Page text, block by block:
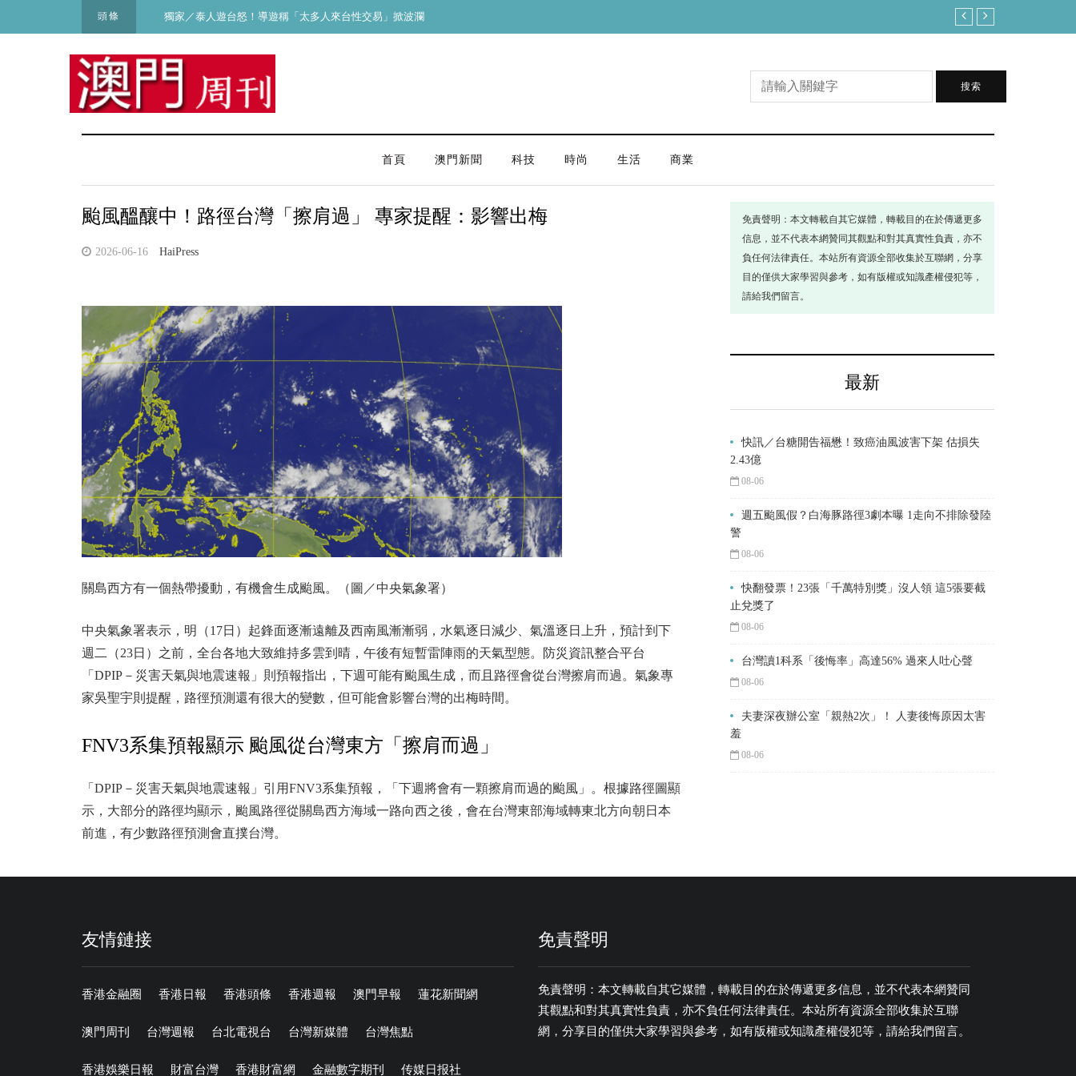
頭條 獨家／泰人遊台怒！導遊稱「太多人來台性交易」掀波瀾 白海豚不排除變強颱！路徑恐大轉彎 全台
搜索
首頁 澳門新聞 科技 時尚 生活 商業
颱風醞釀中！路徑台灣「擦肩過」 專家提醒：影響出梅
2026-06-16 HaiPress
關島西方有一個熱帶擾動，有機會生成颱風。（圖／中央氣象署）
中央氣象署表示，明（17日）起鋒面逐漸遠離及西南風漸漸弱，水氣逐日減少、氣溫逐日上升，預計到下
週二（23日）之前，全台各地大致維持多雲到晴，午後有短暫雷陣雨的天氣型態。防災資訊整合平台
「DPIP－災害天氣與地震速報」則預報指出，下週可能有颱風生成，而且路徑會從台灣擦肩而過。氣象專
家吳聖宇則提醒，路徑預測還有很大的變數，但可能會影響台灣的出梅時間。
FNV3系集預報顯示 颱風從台灣東方「擦肩而過」
「DPIP－災害天氣與地震速報」引用FNV3系集預報，「下週將會有一顆擦肩而過的颱風」。根據路徑圖顯
示，大部分的路徑均顯示，颱風路徑從關島西方海域一路向西之後，會在台灣東部海域轉東北方向朝日本
前進，有少數路徑預測會直撲台灣。
免責聲明：本文轉載自其它媒體，轉載目的在於傳遞更多
信息，並不代表本網贊同其觀點和對其真實性負責，亦不
負任何法律責任。本站所有資源全部收集於互聯網，分享
目的僅供大家學習與參考，如有版權或知識產權侵犯等，
請給我們留言。
最新
快訊／台糖開告福懋！致癌油風波害下架 估損失
2.43億
08-06
週五颱風假？白海豚路徑3劇本曝 1走向不排除發陸
警
08-06
快翻發票！23張「千萬特別獎」沒人領 這5張要截
止兌獎了
08-06
台灣讀1科系「後悔率」高達56% 過來人吐心聲
08-06
夫妻深夜辦公室「親熱2次」！ 人妻後悔原因太害
羞
08-06
友情鏈接
香港金融圈 香港日報 香港頭條 香港週報 澳門早報 蓮花新聞網
澳門周刊 台灣週報 台北電視台 台灣新媒體 台灣焦點
香港娛樂日報 財富台灣 香港財富網 金融數字期刊 传媒日报社
免責聲明
免責聲明：本文轉載自其它媒體，轉載目的在於傳遞更多信息，並不代表本網贊同
其觀點和對其真實性負責，亦不負任何法律責任。本站所有資源全部收集於互聯
網，分享目的僅供大家學習與參考，如有版權或知識產權侵犯等，請給我們留言。